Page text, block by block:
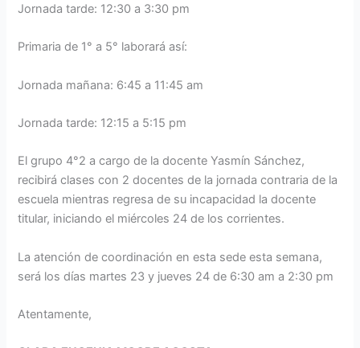
Jornada tarde: 12:30 a 3:30 pm
Primaria de 1° a 5° laborará así:
Jornada mañana: 6:45 a 11:45 am
Jornada tarde: 12:15 a 5:15 pm
El grupo 4°2 a cargo de la docente Yasmín Sánchez,
recibirá clases con 2 docentes de la jornada contraria de la
escuela mientras regresa de su incapacidad la docente
titular, iniciando el miércoles 24 de los corrientes.
La atención de coordinación en esta sede esta semana,
será los días martes 23 y jueves 24 de 6:30 am a 2:30 pm
Atentamente,